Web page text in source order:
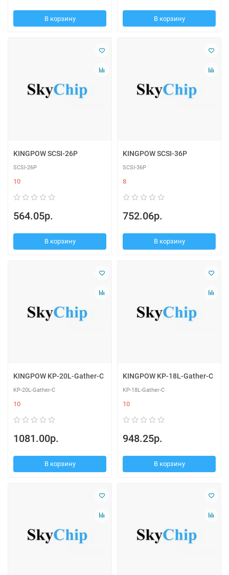
В корзину В корзину
KINGPOW SCSI-26P
SCSI-26P
10
564.05р.
В корзину
KINGPOW SCSI-36P
SCSI-36P
8
752.06р.
В корзину
KINGPOW KP-20L-Gather-C
KP-20L-Gather-C
10
1081.00р.
В корзину
KINGPOW KP-18L-Gather-C
KP-18L-Gather-C
10
948.25р.
В корзину